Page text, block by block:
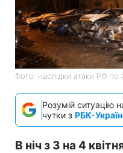
Фото: наслідки атаки РФ
Розумій ситуацію
чутки з РБК-
В ніч з 3 на 4